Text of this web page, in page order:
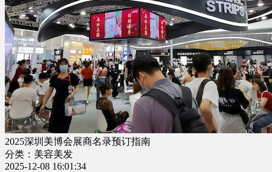
2025深圳美博会展商名录预订指南
分类：美容美发
2025-12-08 16:01:34